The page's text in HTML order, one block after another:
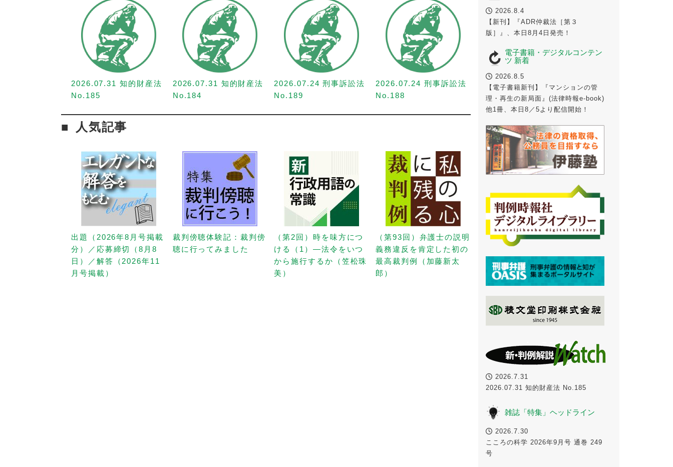
2026.07.31 知的財産法
No.185
2026.07.31 知的財産法
No.184
2026.07.24 刑事訴訟法
No.189
2026.07.24 刑事訴訟法
No.188
人気記事
出題（2026年8月号掲載
分）／応募締切（8月8
日）／解答（2026年11
月号掲載）
裁判傍聴体験記：裁判傍
聴に行ってみました
（第2回）時を味方につ
ける（1）—法令をいつ
から施行するか（笠松珠
美）
（第93回）弁護士の説明
義務違反を肯定した初の
最高裁判例（加藤新太
郎）
2026.8.4
【新刊】『ADR仲裁法［第３
版］』、本日8月4日発売！
電子書籍・デジタルコンテン
ツ 新着
2026.8.5
【電子書籍新刊】『マンションの管
理・再生の新局面』(法律時報e-book)
他1冊、本日8／5より配信開始！
2026.7.31
2026.07.31 知的財産法 No.185
雑誌「特集」ヘッドライン
2026.7.30
こころの科学 2026年9月号 通巻 249
号